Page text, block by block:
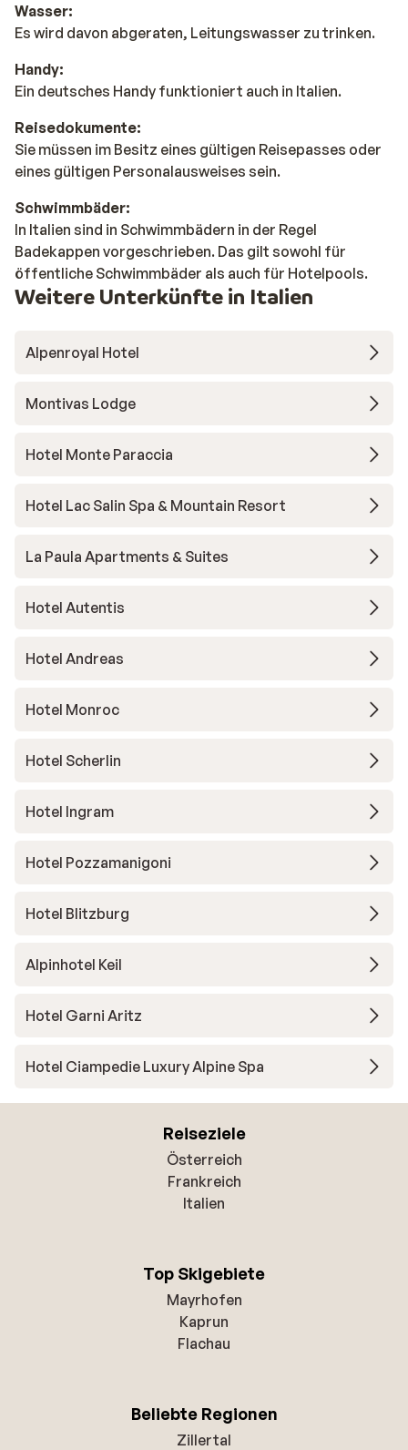
Wasser:
Es wird davon abgeraten, Leitungswasser zu trinken.
Handy:
Ein deutsches Handy funktioniert auch in Italien.
Reisedokumente:
Sie müssen im Besitz eines gültigen Reisepasses oder
eines gültigen Personalausweises sein.
Schwimmbäder:
In Italien sind in Schwimmbädern in der Regel
Badekappen vorgeschrieben. Das gilt sowohl für
öffentliche Schwimmbäder als auch für Hotelpools.
Weitere Unterkünfte in Italien
Alpenroyal Hotel
Montivas Lodge
Hotel Monte Paraccia
Hotel Lac Salin Spa & Mountain Resort
La Paula Apartments & Suites
Hotel Autentis
Hotel Andreas
Hotel Monroc
Hotel Scherlin
Hotel Ingram
Hotel Pozzamanigoni
Hotel Blitzburg
Alpinhotel Keil
Hotel Garni Aritz
Hotel Ciampedie Luxury Alpine Spa
Reiseziele
Österreich
Frankreich
Italien
Top Skigebiete
Mayrhofen
Kaprun
Flachau
Beliebte Regionen
Zillertal